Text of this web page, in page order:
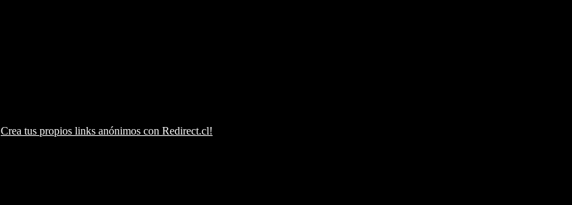
Crea tus propios links anónimos con Redirect.cl!